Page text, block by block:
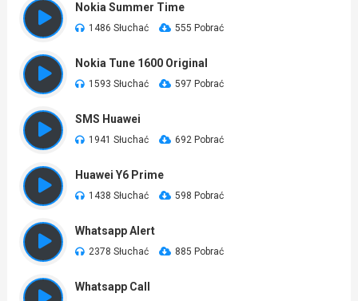
Nokia Summer Time
1486 Słuchać 555 Pobrać
Nokia Tune 1600 Original
1593 Słuchać 597 Pobrać
SMS Huawei
1941 Słuchać 692 Pobrać
Huawei Y6 Prime
1438 Słuchać 598 Pobrać
Whatsapp Alert
2378 Słuchać 885 Pobrać
Whatsapp Call